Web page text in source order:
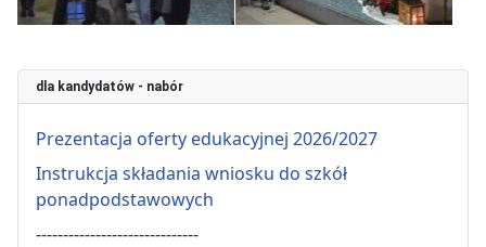
dla kandydatów - nabór
Prezentacja oferty edukacyjnej 2026/2027
Instrukcja składania wniosku do szkół
ponadpodstawowych
------------------------------